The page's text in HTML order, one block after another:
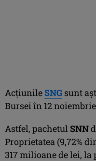
Acţiunile SNG sunt
Bursei în 12
Astfel, pachetul SNN
Proprietatea (9,72%
317 milioane de lei, la